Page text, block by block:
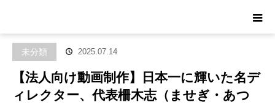
【法人向け動画制作】日本一に輝いた名デ
未分類 2025.07.14
【法人向け動画制作】日本一に輝いた名デ
ィレクター、代表柵木志（ませぎ・あつ